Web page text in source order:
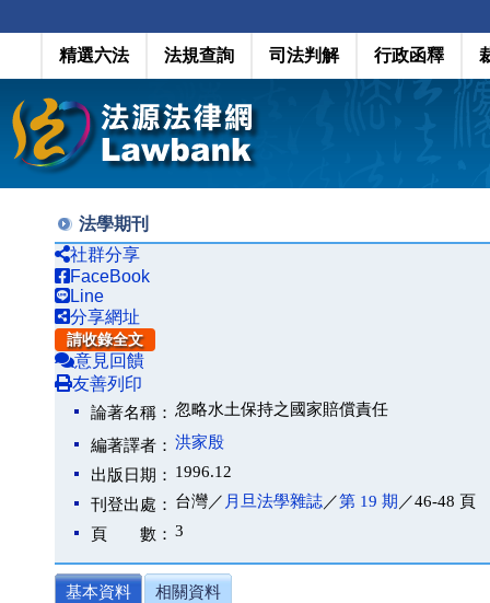
精選六法 法規查詢 司法判解 行政函釋
法學期刊
社群分享
FaceBook
Line
分享網址
請收錄全文
意見回饋
友善列印
論著名稱： 忽略水土保持之國家賠償責任
編著譯者： 洪家殷
出版日期： 1996.12
刊登出處： 台灣／ 月旦法學雜誌／第 19 期 ／46-48 頁
頁 數： 3
基本資料 相關資料